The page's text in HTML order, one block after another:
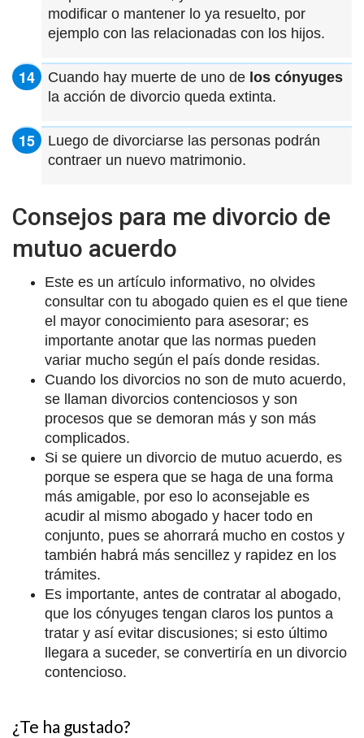
modificar o mantener lo ya resuelto, por
ejemplo con las relacionadas con los hijos.
Cuando hay muerte de uno de los cónyuges
la acción de divorcio queda extinta.
Luego de divorciarse las personas podrán
contraer un nuevo matrimonio.
Consejos para me divorcio de
mutuo acuerdo
Este es un artículo informativo, no olvides
consultar con tu abogado quien es el que tiene
el mayor conocimiento para asesorar; es
importante anotar que las normas pueden
variar mucho según el país donde residas.
Cuando los divorcios no son de muto acuerdo,
se llaman divorcios contenciosos y son
procesos que se demoran más y son más
complicados.
Si se quiere un divorcio de mutuo acuerdo, es
porque se espera que se haga de una forma
más amigable, por eso lo aconsejable es
acudir al mismo abogado y hacer todo en
conjunto, pues se ahorrará mucho en costos y
también habrá más sencillez y rapidez en los
trámites.
Es importante, antes de contratar al abogado,
que los cónyuges tengan claros los puntos a
tratar y así evitar discusiones; si esto último
llegara a suceder, se convertiría en un divorcio
contencioso.
¿Te ha gustado?